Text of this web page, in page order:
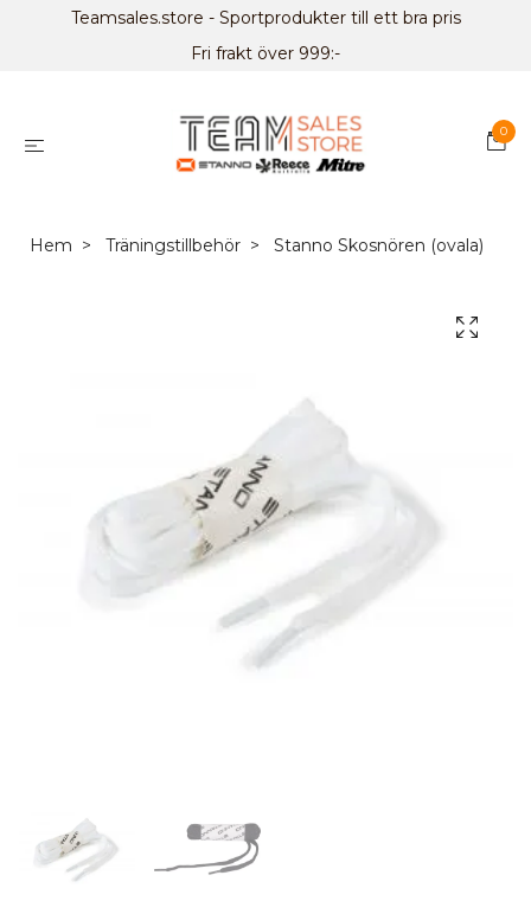
Teamsales.store - Sportprodukter till ett bra pris
Fri frakt över 999:-
0
Hem Träningstillbehör Stanno Skosnören (ovala)